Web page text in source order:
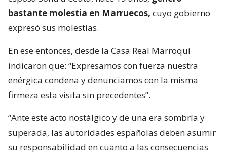
bastante molestia en Marruecos, cuyo gobierno
expresó sus molestias.
En ese entonces, desde la Casa Real Marroquí
indicaron que: “Expresamos con fuerza nuestra
enérgica condena y denunciamos con la misma
firmeza esta visita sin precedentes”.
“Ante este acto nostálgico y de una era sombría y
superada, las autoridades españolas deben asumir
su responsabilidad en cuanto a las consecuencias